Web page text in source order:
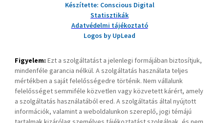
Készítette: Conscious Digital
Statisztikák
Adatvédelmi tájékoztató
Logos by UpLead
Figyelem: Ezt a szolgáltatást a jelenlegi formájában biztosítjuk,
mindenféle garancia nélkül. A szolgáltatás használata teljes
mértékben a saját felelősségedre történik. Nem vállalunk
felelősséget semmiféle közvetlen vagy közvetett kárért, amely
a szolgáltatás használatából ered. A szolgáltatás által nyújtott
információk, valamint a weboldalunkon szereplő, jogi témájú